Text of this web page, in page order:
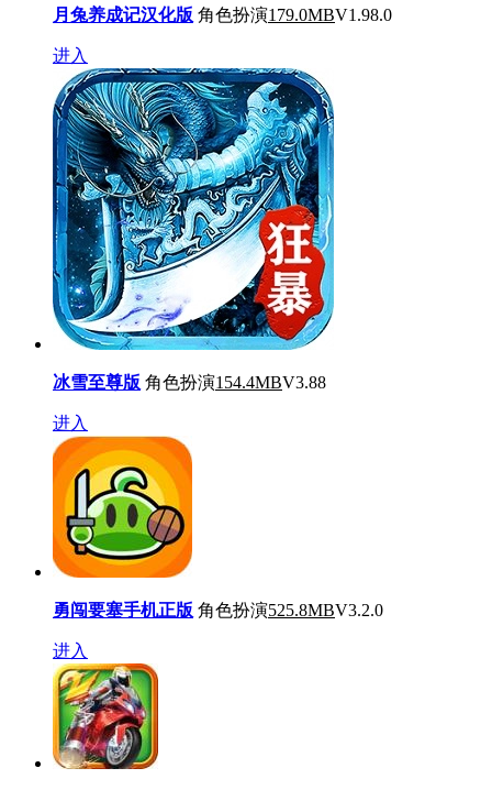
月兔养成记汉化版 角色扮演179.0MBV1.98.0
进入
冰雪至尊版 角色扮演154.4MBV3.88
进入
勇闯要塞手机正版 角色扮演525.8MBV3.2.0
进入